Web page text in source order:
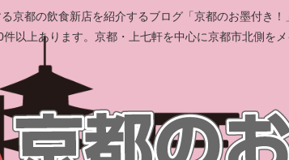
京都の飲食新店を紹介するブログ「京都のお墨付き
以上あります。京都・上七軒を中心に京都市北側をメ